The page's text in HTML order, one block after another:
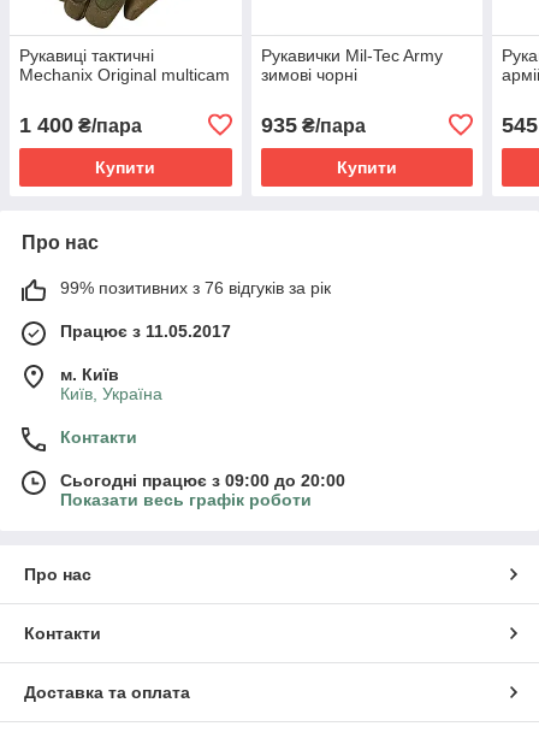
Рукавиці тактичні
Mechanix Original multicam
1 400 ₴/пара
Купити
Рукавички Mil-Tec Army
зимові чорні
935₴/пара
Купити
545
Про нас
99% позитивних з 76 відгуків за рік
Працює з 11.05.2017
м. Київ
Київ, Україна
Контакти
Сьогодні працює з 09:00 до 20:00
Показати весь графік роботи
Про нас
Контакти
Доставка та оплата